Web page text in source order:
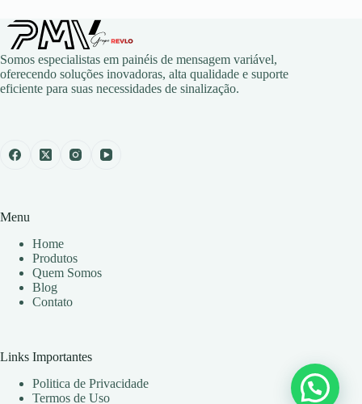
Somos especialistas em painéis de mensagem variável,
oferecendo soluções inovadoras, alta qualidade e suporte
eficiente para suas necessidades de sinalização.
Menu
Home
Produtos
Quem Somos
Blog
Contato
Links Importantes
Politica de Privacidade
Termos de Uso